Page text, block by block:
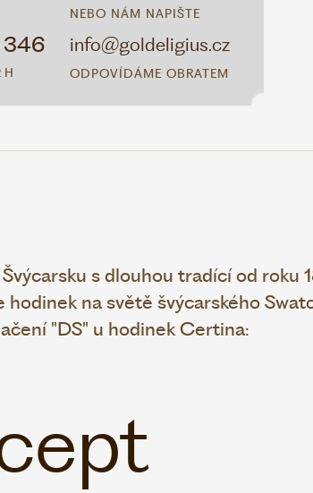
346
H
NEBO NÁM NAPIŠTE
info@goldeligius.cz
ODPOVÍDÁME OBRATEM
s dlouhou tradící od roku
na světě švýcarského
"DS" u hodinek Certina: